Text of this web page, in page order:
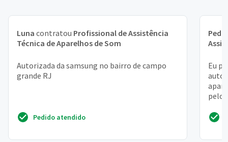
Luna contratou Profissional de Assistência
Técnica de Aparelhos de Som
Autorizada da samsung no bairro de campo
grande RJ
Pedido atendido
Eu
pelo